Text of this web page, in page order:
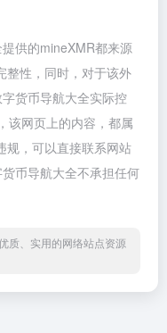
供的mineXMR都来源
整性，同时，对于该外
货币导航大全实际控
该网页上的内容，都属
规，可以直接联系网站
币导航大全不承担任何
质、实用的网络站点资源